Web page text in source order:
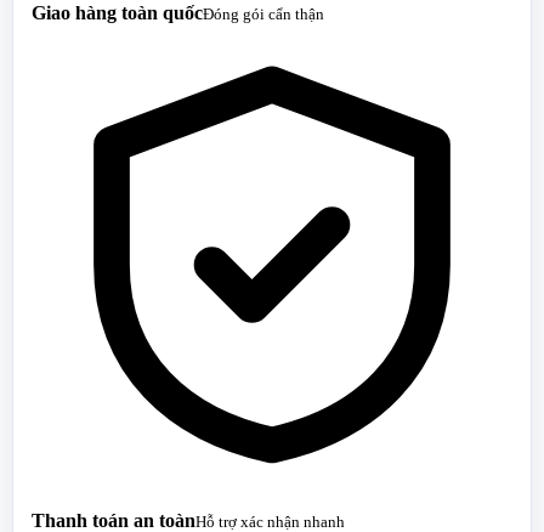
Giao hàng toàn quốcĐóng gói cẩn thận
Thanh toán an toànHỗ trợ xác nhận nhanh